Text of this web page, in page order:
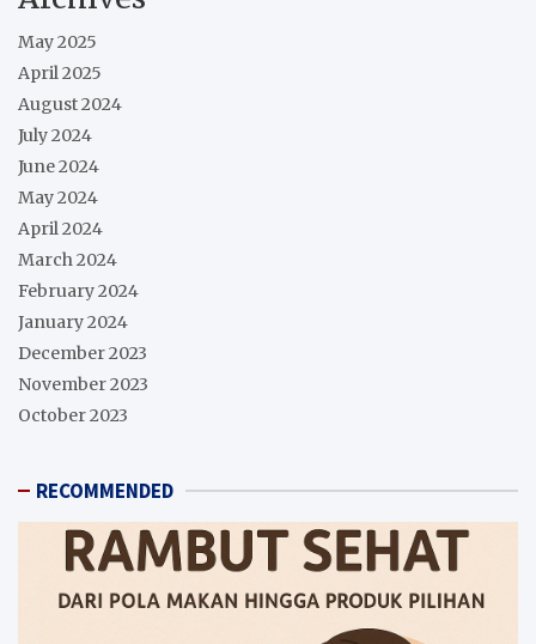
May 2025
April 2025
August 2024
July 2024
June 2024
May 2024
April 2024
March 2024
February 2024
January 2024
December 2023
November 2023
October 2023
RECOMMENDED